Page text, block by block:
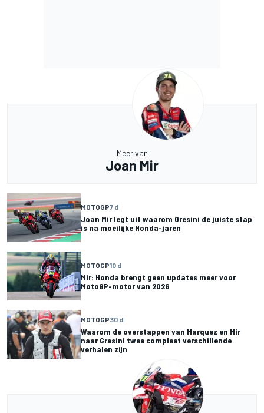
Meer van
Joan Mir
MOTOGP7 d
Joan Mir legt uit waarom Gresini de juiste stap
is na moeilijke Honda-jaren
MOTOGP10 d
Mir: Honda brengt geen updates meer voor
MotoGP-motor van 2026
MOTOGP30 d
Waarom de overstappen van Marquez en Mir
naar Gresini twee compleet verschillende
verhalen zijn